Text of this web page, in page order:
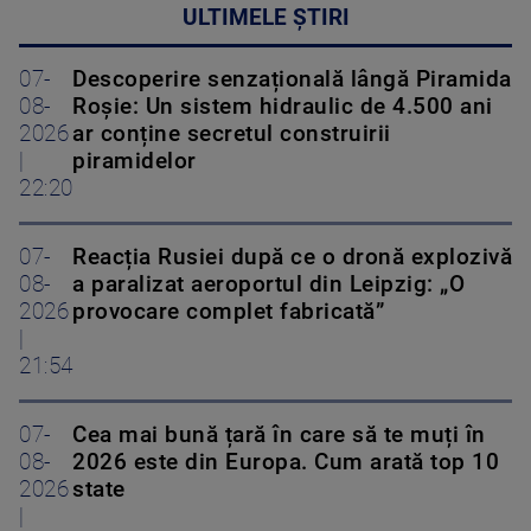
ULTIMELE ȘTIRI
07-
08-
2026
22:20
Descoperire senzațională lângă Piramida
Roșie: Un sistem hidraulic de 4.500 ani
ar conține secretul construirii
piramidelor
07-
08-
2026
21:54
Reacția Rusiei după ce o dronă explozivă
a paralizat aeroportul din Leipzig: „O
provocare complet fabricată”
07-
08-
2026
Cea mai bună țară în care să te muți în
2026 este din Europa. Cum arată top 10
state